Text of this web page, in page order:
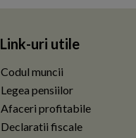
Link-uri utile
Codul muncii
Legea pensiilor
Afaceri profitabile
Declaratii fiscale